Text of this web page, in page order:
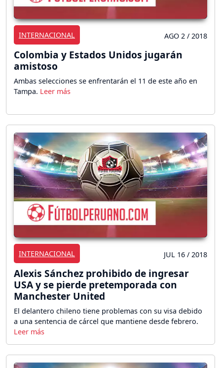
INTERNACIONAL AGO 2 / 2018
Colombia y Estados Unidos jugarán
amistoso
Ambas selecciones se enfrentarán el 11 de este año en
Tampa.
INTERNACIONAL JUL 16 / 2018
Alexis Sánchez prohibido de ingresar
USA y se pierde pretemporada con
Manchester United
El delantero chileno tiene problemas con su visa debido
a una sentencia de cárcel que mantiene desde febrero.